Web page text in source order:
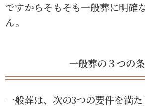
ですからそもそも一般葬に明確
ん。
一般葬の３つの
一般葬は、次の3つの要件を満